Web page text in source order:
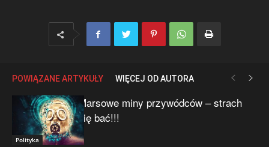
POWIĄZANE ARTYKUŁY WIĘCEJ OD AUTORA
Polityka
Marsowe miny przywódców – strach
się bać!!!